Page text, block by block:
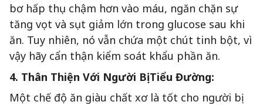
bơ hấp thụ chậm hơn vào máu, ngăn chặn sự
tăng vọt và sụt giảm lớn trong glucose sau khi
ăn. Tuy nhiên, nó vẫn chứa một chút tinh bột, vì
vậy hãy cẩn thận kiểm soát khẩu phần ăn.
4. Thân Thiện Với Người Bị Tiểu Đường:
Một chế độ ăn giàu chất xơ là tốt cho người bị